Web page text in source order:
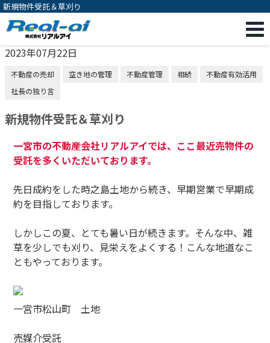
新規物件受託＆草刈り
2023年07月22日
不動産の売却 空き地の管理 不動産管理 相続
不動産有効活用
社長の独り言
新規物件受託＆草刈り
一宮市の不動産会社リアルアイでは、ここ最近売物件の
受託を多くいただいております。
先日成約をした時之島土地から続き、早期営業で早期成
約を目指しております。
しかしこの夏、とても暑い日が続きます。そんな中、雑
草を少しでも刈り、見栄えをよくする！こんな地道なこ
ともやっております。
一宮市松山町 土地
売媒介受託